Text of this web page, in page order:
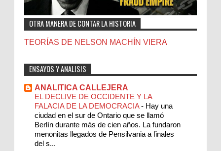
OTRA MANERA DE CONTAR LA HISTORIA
TEORÍAS DE NELSON MACHÍN VIERA
ENSAYOS Y ANALISIS
ANALITICA CALLEJERA
EL DECLIVE DE OCCIDENTE Y LA
FALACIA DE LA DEMOCRACIA- Hay una
ciudad en el sur de Ontario que se llamó
Berlín durante más de cien años. La fundaron
menonitas llegados de Pensilvania a finales
del s...